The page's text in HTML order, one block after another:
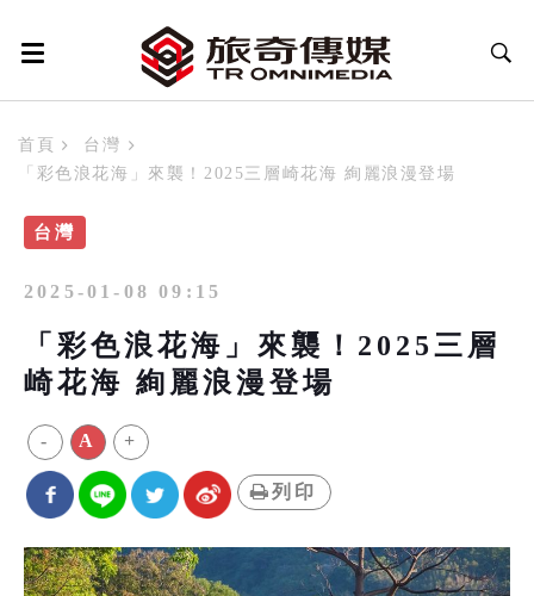
首頁
台灣
「彩色浪花海」來襲！2025三層崎花海 絢麗浪漫登場
台灣
2025-01-08 09:15
「彩色浪花海」來襲！2025三層
崎花海 絢麗浪漫登場
- A +
列印